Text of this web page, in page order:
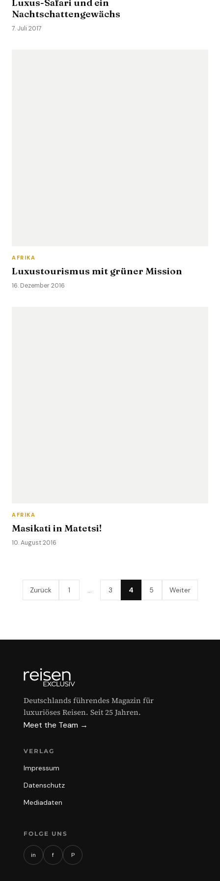
Luxus-Safari und ein
Nachtschattengewächs
7. Juli 2017
AFRIKA
Luxustourismus mit grüner Mission
16. Dezember 2016
AFRIKA
Masikati in Matetsi!
10. August 2016
Zurück 1 3 4 5 Weiter
Deutschlands führendes Magazin für
luxuriöses Reisen. Seit 25 Jahren.
Meet the Team →
VERLAG
Impressum
Datenschutz
Mediadaten
FOLGE UNS
in f P